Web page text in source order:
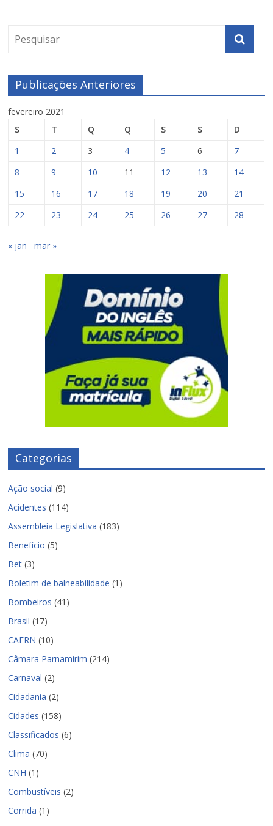
Publicações Anteriores
fevereiro 2021
S
T Q Q S S
D
1
2 3 4 5 6
7
8
9 10 11 12 13
14
15
16 17 18 19 20
21
22
23 24 25 26 27 28
« jan mar »
Categorias
Ação social (9)
Acidentes (114)
Assembleia Legislativa (183)
Benefício (5)
Bet (3)
Boletim de balneabilidade (1)
Bombeiros (41)
Brasil (17)
CAERN (10)
Câmara Parnamirim (214)
Carnaval (2)
Cidadania (2)
Cidades (158)
Classificados (6)
Clima (70)
CNH (1)
Combustíveis (2)
Corrida (1)